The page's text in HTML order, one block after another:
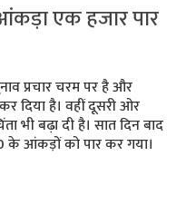
एक हजार पार
प्रचार चरम पर है और
दिया है। वहीं दूसरी ओर
भी बढ़ा दी है। सात दिन बाद
के आंकड़ों को पार कर गया।